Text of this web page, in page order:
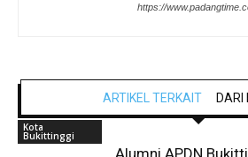
https://
ARTIKEL TERKAIT DARI
Kota
Bukittinggi
Alumni APDN